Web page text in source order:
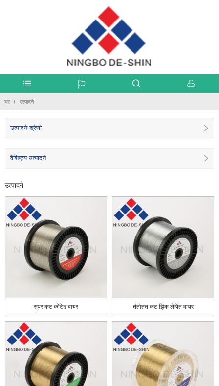
घर उत्पादने
उत्पादने श्रेणी
वैशिष्ट्य उत्पादने
उत्पादने
सुपर कट कोटेड वायर तंतोतंत कट झिंक लेपित वायर